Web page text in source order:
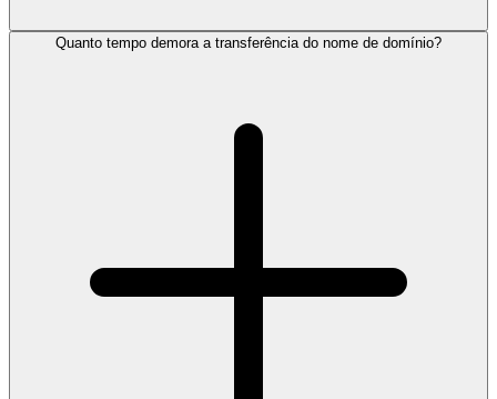
Quanto tempo demora a transferência do nome de domínio?